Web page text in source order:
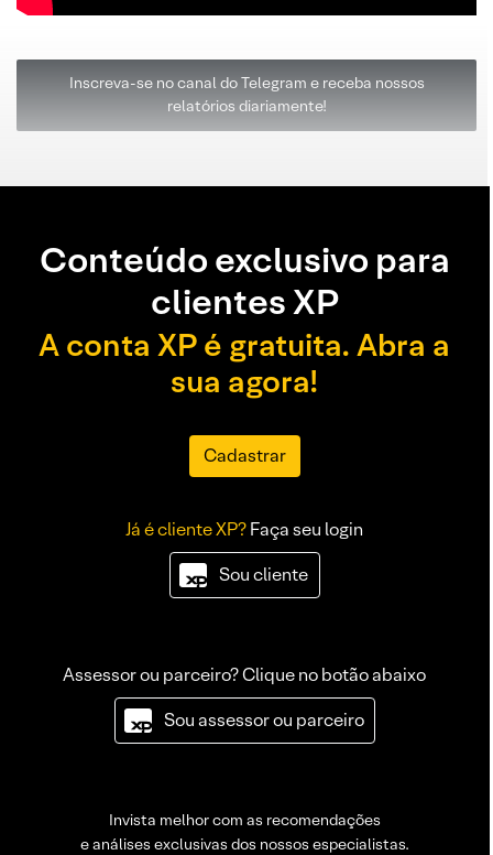
Inscreva-se no canal do Telegram e receba nossos
relatórios diariamente!
Conteúdo exclusivo para
clientes XP
A conta XP é gratuita. Abra a
sua agora!
Cadastrar
Já é cliente XP?Faça seu login
Sou cliente
Assessor ou parceiro? Clique no botão abaixo
Sou assessor ou parceiro
Invista melhor com as recomendações
e análises exclusivas dos nossos especialistas.